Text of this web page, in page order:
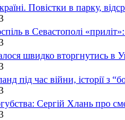
Повістки в парку,
в Севастополі
швидко вторгнутись в
під час війни, історії з
Сергій Хлань про